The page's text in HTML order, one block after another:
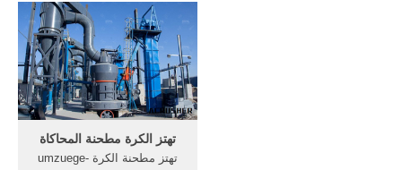
الذهب. تهتز الشاشة تأجير
التالى كسارة كسارة الصخور
مجنون £ 34 جهة تعمل الرمال
تهتز الشاشة مبدأ المحركات
المثير على شاشات تهتز سطح
المكتب
تهتز الكرة مطحنة المحاكاة
تهتز مطحنة الكرة umzuege-